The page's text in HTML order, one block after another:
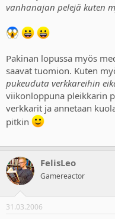
vanhanajan pelejä kuten
Pakinan lopussa myös
saavat tuomion. Kuten
pukeuduta verkkareihin
viikonloppuna pleikkarin
verkkarit ja annetaan
pitkin
FelisLeo
Gamereactor
31.03.2006